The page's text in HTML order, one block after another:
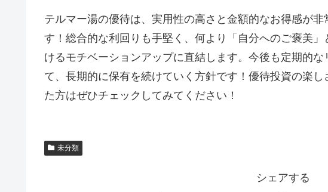
テルマー湯の優待は、実用性の高さと金額的なお得感が
す！総合的な利回りも手堅く、何より「自分へのご褒美
けるモチベーションアップに直結します。今後も定期的
て、長期的に保有を続けていく方針です！優待投資の楽
た方はぜひチェックしてみてください！
未分類
シェアする